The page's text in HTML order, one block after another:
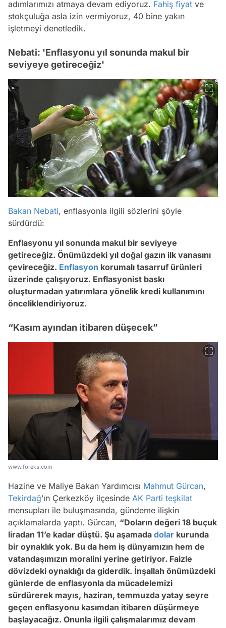
adımlarımızı atmaya devam ediyoruz. Fahiş fiyat ve
stokçuluğa asla izin vermiyoruz, 40 bine yakın
işletmeyi denetledik.
Nebati: 'Enflasyonu yıl sonunda makul bir
seviyeye getireceğiz'
Bakan Nebati, enflasyonla ilgili sözlerini şöyle
sürdürdü:
Enflasyonu yıl sonunda makul bir seviyeye
getireceğiz. Önümüzdeki yıl doğal gazın ilk vanasını
çevireceğiz. Enflasyon korumalı tasarruf ürünleri
üzerinde çalışıyoruz. Enflasyonist baskı
oluşturmadan yatırımlara yönelik kredi kullanımını
önceliklendiriyoruz.
“Kasım ayından itibaren düşecek”
www.foreks.com
Hazine ve Maliye Bakan Yardımcısı Mahmut Gürcan,
Tekirdağ’ın Çerkezköy ilçesinde AK Parti teşkilat
mensupları ile buluşmasında, gündeme ilişkin
açıklamalarda yaptı. Gürcan, “Doların değeri 18 buçuk
liradan 11’e kadar düştü. Şu aşamada dolar kurunda
bir oynaklık yok. Bu da hem iş dünyamızın hem de
vatandaşımızın moralini yerine getiriyor. Faizle
dövizdeki oynaklığı da giderdik. İnşallah önümüzdeki
günlerde de enflasyonla da mücadelemizi
sürdürerek mayıs, haziran, temmuzda yatay seyre
geçen enflasyonu kasımdan itibaren düşürmeye
başlayacağız. Onunla ilgili çalışmalarımız devam